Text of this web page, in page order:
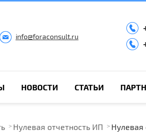
info@foraconsult.ru
НОВОСТИ СТАТЬИ
Нулевая отчетность ИП Нулевая